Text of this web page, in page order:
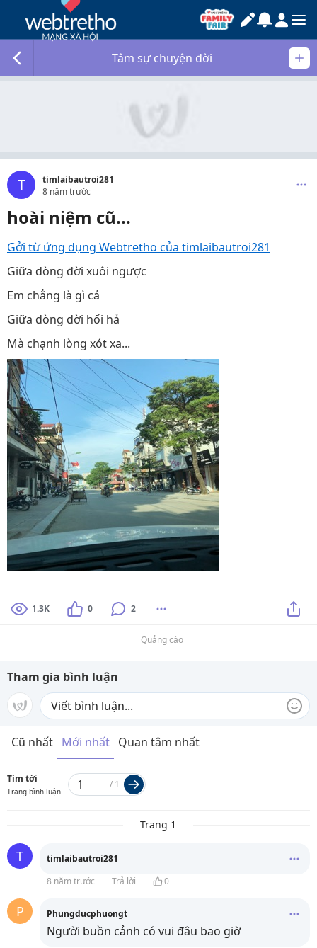
Tâm sự chuyện đời
T
timlaibautroi281
8 năm trước
hoài niệm cũ...
Gởi từ ứng dụng Webtretho của timlaibautroi281
Giữa dòng đời xuôi ngược
Em chẳng là gì cả
Giữa dòng dời hối hả
Mà chạnh lòng xót xa...
1.3K 0 2
Quảng cáo
Tham gia bình luận
Cũ nhất Mới nhất Quan tâm nhất
Tìm tới
Trang bình luận
/ 1
Trang 1
T
timlaibautroi281
8 năm trước
Trả lời 0
P Phungducphuongt
Người buồn cảnh có vui đâu bao giờ